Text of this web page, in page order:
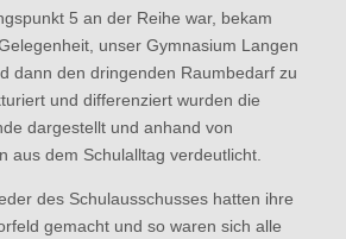
5 an der Reihe war, bekam
unser Gymnasium Langen
dann den dringenden Raumbedarf zu
und differenziert wurden die
dargestellt und anhand von
aus dem Schulalltag verdeutlicht.
des Schulausschusses hatten ihre
gemacht und so waren sich alle